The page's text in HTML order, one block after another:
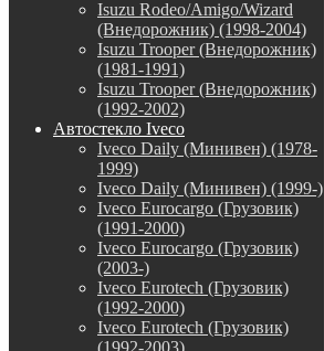
Isuzu Rodeo/Amigo/Wizard
(Внедорожник) (1998-2004)
Isuzu Trooper (Внедорожник)
(1981-1991)
Isuzu Trooper (Внедорожник)
(1992-2002)
Автостекло Iveco
Iveco Daily (Минивен) (1978-
1999)
Iveco Daily (Минивен) (1999-)
Iveco Eurocargo (Грузовик)
(1991-2000)
Iveco Eurocargo (Грузовик)
(2003-)
Iveco Eurotech (Грузовик)
(1992-2000)
Iveco Eurotech (Грузовик)
(1992-2003)